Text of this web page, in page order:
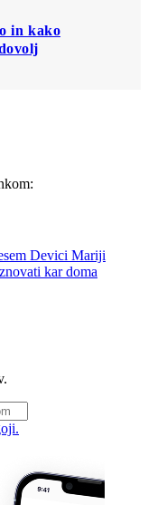
in kako
Devici Mariji
kar doma